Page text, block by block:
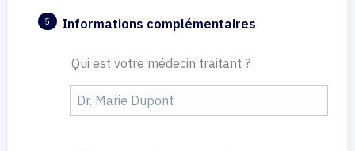
5 Informations complémentaires
Qui est votre médecin traitant ?